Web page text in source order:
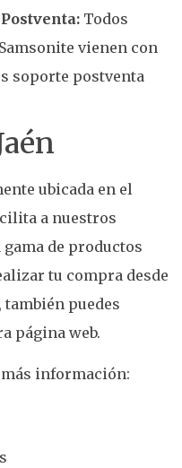
Todos
vienen con
soporte postventa
ubicada en el
a nuestros
de productos
tu compra desde
puedes
página web.
información: